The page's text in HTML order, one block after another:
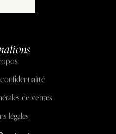
de ventes
légales